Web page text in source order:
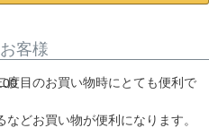
客様
度目のお買い物時にとても便利で
どお買い物が便利になります。